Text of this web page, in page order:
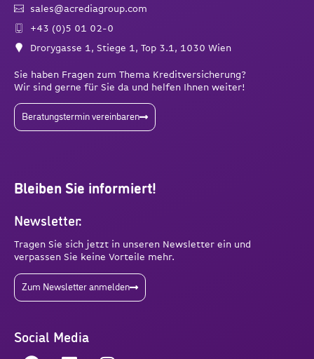
sales@acrediagroup.com
+43 (0)5 01 02-0
Drorygasse 1, Stiege 1, Top 3.1, 1030 Wien
Sie haben Fragen zum Thema Kreditversicherung?
Wir sind gerne für Sie da und helfen Ihnen weiter!
Beratungstermin vereinbaren
Bleiben Sie informiert!
Newsletter:
Tragen Sie sich jetzt in unseren Newsletter ein und
verpassen Sie keine Vorteile mehr.
Zum Newsletter anmelden
Social Media